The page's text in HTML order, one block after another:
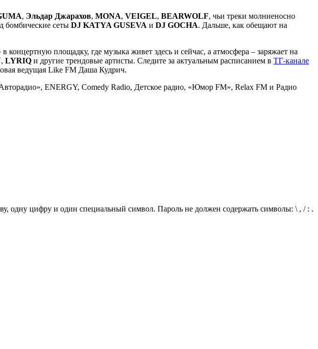
, Эльдар Джарахов, MONA, VEIGEL, BEARWOLF, чьи треки молниеносно
бомбические сеты DJ KATYA GUSEVA и DJ GOCHA. Дальше, как обещают на
площадку, где музыка живет здесь и сейчас, а атмосфера – заряжает на
, LYRIQ и другие трендовые артисты. Следите за актуальным расписанием в ТГ-канале
ведущая Like FM Даша Кудрич.
ENERGY, Comedy Radio, Детское радио, «Юмор FM», Relax FM и Радио
одну цифру и один специальный символ. Пароль не должен содержать символы: \ , / : .